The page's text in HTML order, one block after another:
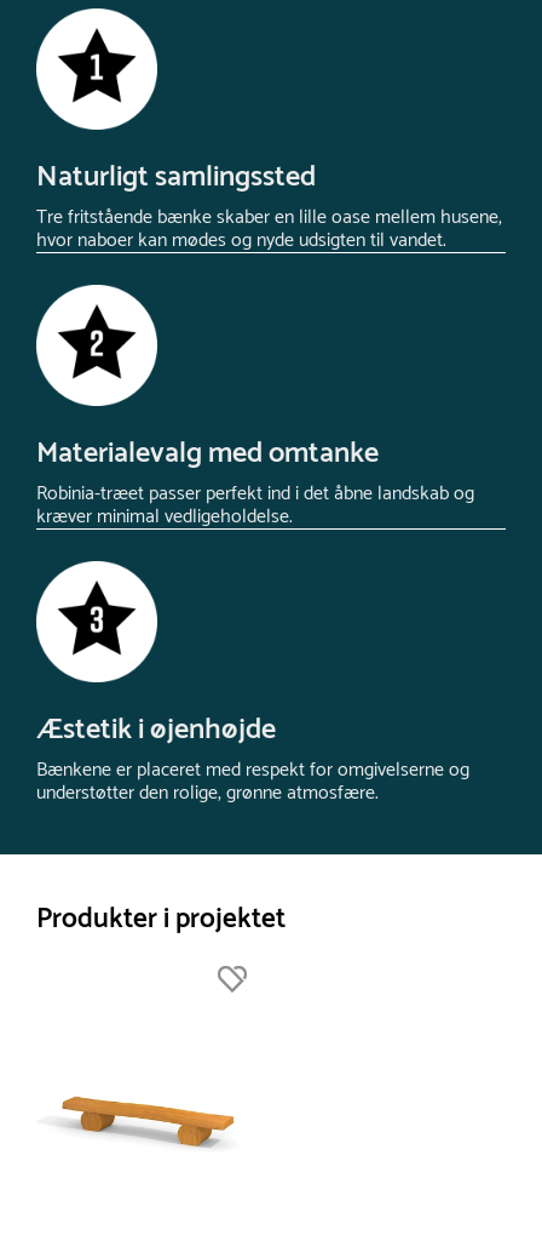
Naturligt samlingssted
Tre fritstående bænke skaber en lille oase mellem husene,
hvor naboer kan mødes og nyde udsigten til vandet.
Materialevalg med omtanke
Robinia-træet passer perfekt ind i det åbne landskab og
kræver minimal vedligeholdelse.
Æstetik i øjenhøjde
Bænkene er placeret med respekt for omgivelserne og
understøtter den rolige, grønne atmosfære.
Produkter i projektet